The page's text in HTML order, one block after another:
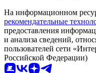
На информационном
рекомендательные
предоставления
и анализа сведений,
пользователей сети
Российской Федерации)